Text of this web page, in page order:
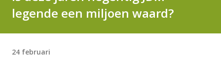
legende een miljoen waard?
24 februari